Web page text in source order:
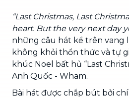
“Last Christmas, Last
heart. But the very next day
những câu hát kể trên vang
không khỏi thổn thức và tự
khúc Noel bất hủ “Last
Anh Quốc - Wham.
Bài hát được chắp bút bởi